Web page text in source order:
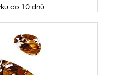
do 10 dnů